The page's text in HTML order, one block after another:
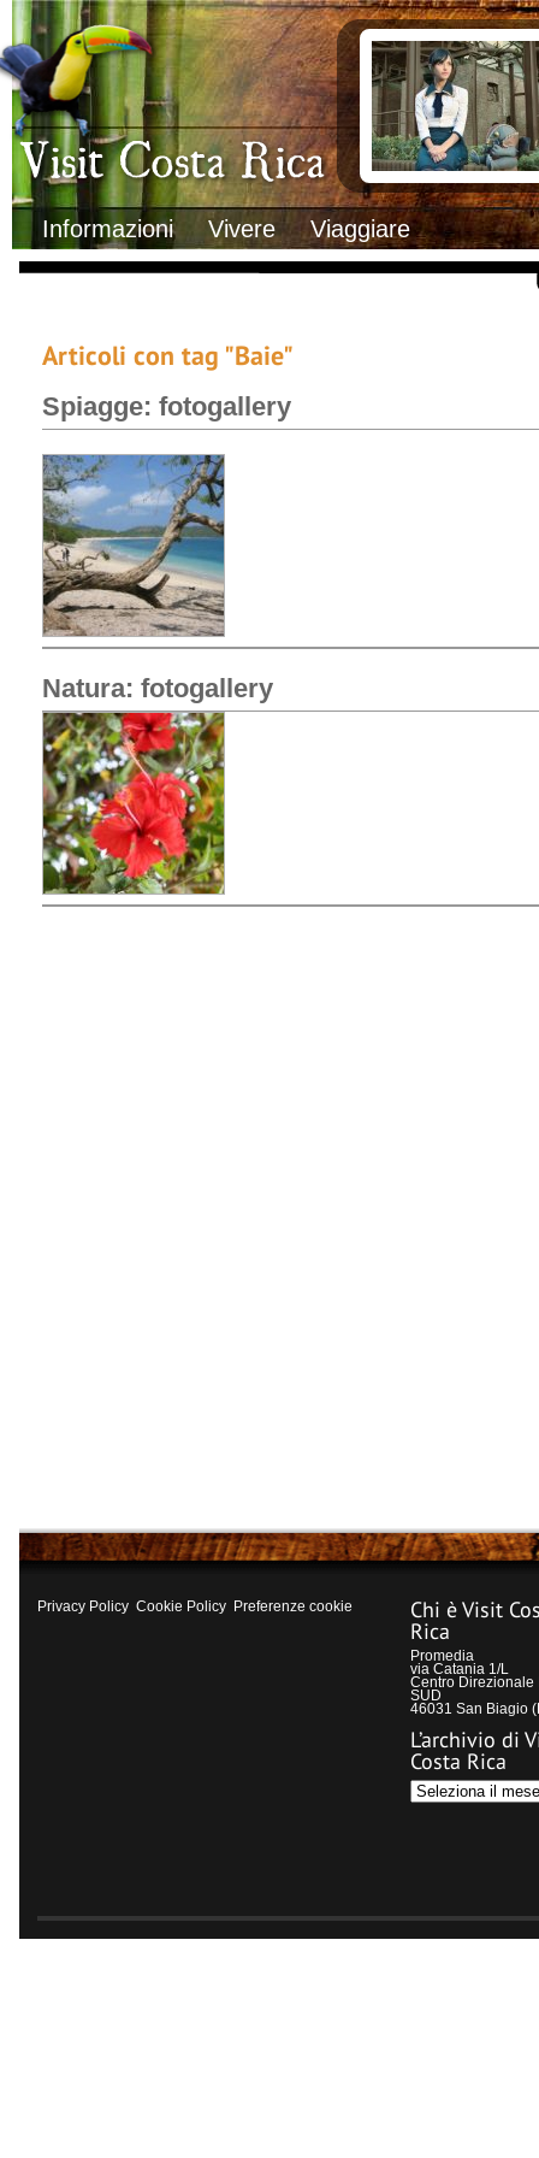
Visit Costa Rica
Informazioni Vivere Viaggiare
Clima
Geografia
Informazioni Geografiche
Letteratura e cultura
Gastronomia
Lo sapevi che
Musica
Natura
Storia
Trasporti Interni
Documenti
Italiani in Costa
L’ambasciata
Opportunità
Articoli con tag "Baie"
Spiagge: fotogallery
Natura: fotogallery
Privacy Policy Cookie Policy Preferenze cookie Chi è Visit
Rica
Promedia
via Catania 1/L
Centro Direzionale
SUD
46031 San Biagio
L’archivio di
Costa Rica
L’archivio
di